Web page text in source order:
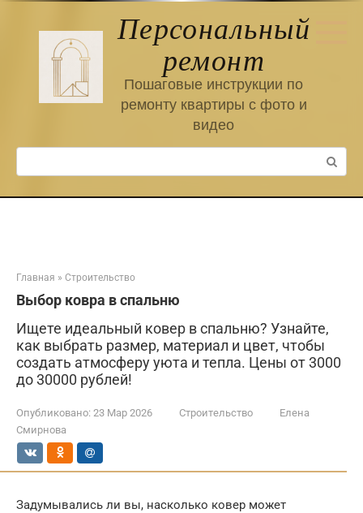
Персональный
ремонт
Пошаговые инструкции по
ремонту квартиры с фото и
видео
Поиск:
Главная » Строительство
Выбор ковра в спальню
Ищете идеальный ковер в спальню? Узнайте,
как выбрать размер, материал и цвет, чтобы
создать атмосферу уюта и тепла. Цены от 3000
до 30000 рублей!
Опубликовано: 23 Мар 2026 Строительство
Елена
Смирнова
Задумывались ли вы, насколько ковер может